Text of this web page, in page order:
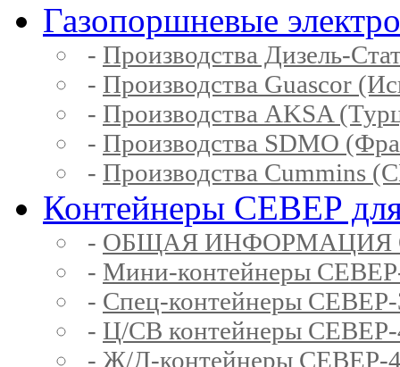
Газопоршневые
- Производства Дизель-
- Производства Guascor
- Производства AKSA
- Производства SDMO
- Производства Cummins
Контейнеры СЕВЕР для
- ОБЩАЯ ИНФОРМАЦИЯ
- Мини-контейнеры
- Спец-контейнеры
- Ц/СВ контейнеры
- Ж/Д-контейнеры